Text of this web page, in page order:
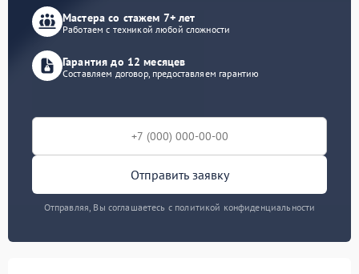
Мастера со стажем 7+ лет
Работаем с техникой любой сложности
Гарантия до 12 месяцев
Составляем договор, предоставляем гарантию
Отправить заявку
Отправляя, Вы соглашаетесь с политикой конфиденциальности